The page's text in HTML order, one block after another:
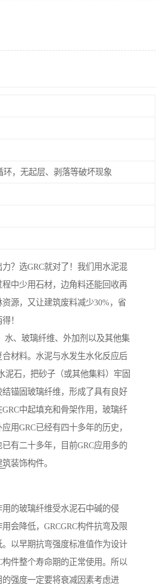
环，无起层、剥落等破坏现象
？选GRC就对了！我们用水泥混
中少用石材，边角料还能回收再
源，又让建筑废料减少30%，省
！
水、玻璃纤维、外加剂以及其他集
材料。水泥与水发生水化反应后
泥石，把砂子（或其他集料）牢固
锚固玻璃纤维，形成了具有良好
中起填充和骨架作用，玻璃纤
用GRC已经有四十多年的历史，
已有二十多年，目前GRC应用多的
装饰构件。
用的玻璃纤维受水泥石中碱的侵
会降低，GRCGRC构件抗弯及限
以早期抗弯强度标准值作为设计
构件整个寿命期的正常使用。所以
的强度一定要将衰减因素考虑进